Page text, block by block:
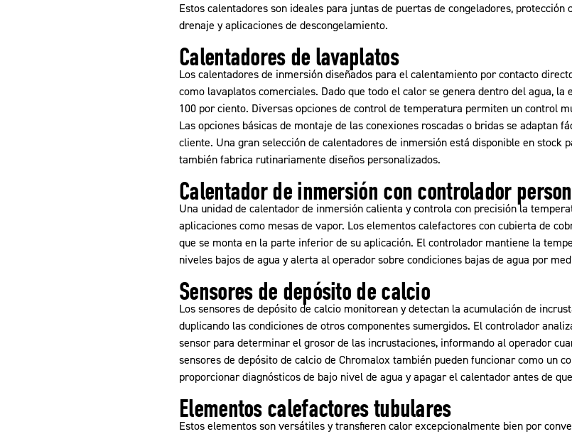
Estos calentadores son ideales para juntas de puertas de congeladores,
drenaje y aplicaciones de descongelamiento.
Calentadores de lavaplatos
Los calentadores de inmersión diseñados para el calentamiento por contacto
como lavaplatos comerciales. Dado que todo el calor se genera dentro del agua,
100 por ciento. Diversas opciones de control de temperatura permiten un control
Las opciones básicas de montaje de las conexiones roscadas o bridas se adaptan
cliente. Una gran selección de calentadores de inmersión está disponible en stock
también fabrica rutinariamente diseños personalizados.
Calentador de inmersión con controlador
Una unidad de calentador de inmersión calienta y controla con precisión la
aplicaciones como mesas de vapor. Los elementos calefactores con cubierta de
que se monta en la parte inferior de su aplicación. El controlador mantiene la
niveles bajos de agua y alerta al operador sobre condiciones bajas de agua por
Sensores de depósito de calcio
Los sensores de depósito de calcio monitorean y detectan la acumulación de
duplicando las condiciones de otros componentes sumergidos. El controlador
sensor para determinar el grosor de las incrustaciones, informando al operador
sensores de depósito de calcio de Chromalox también pueden funcionar como un
proporcionar diagnósticos de bajo nivel de agua y apagar el calentador antes de
Elementos calefactores tubulares
Estos elementos son versátiles y transfieren calor excepcionalmente bien por